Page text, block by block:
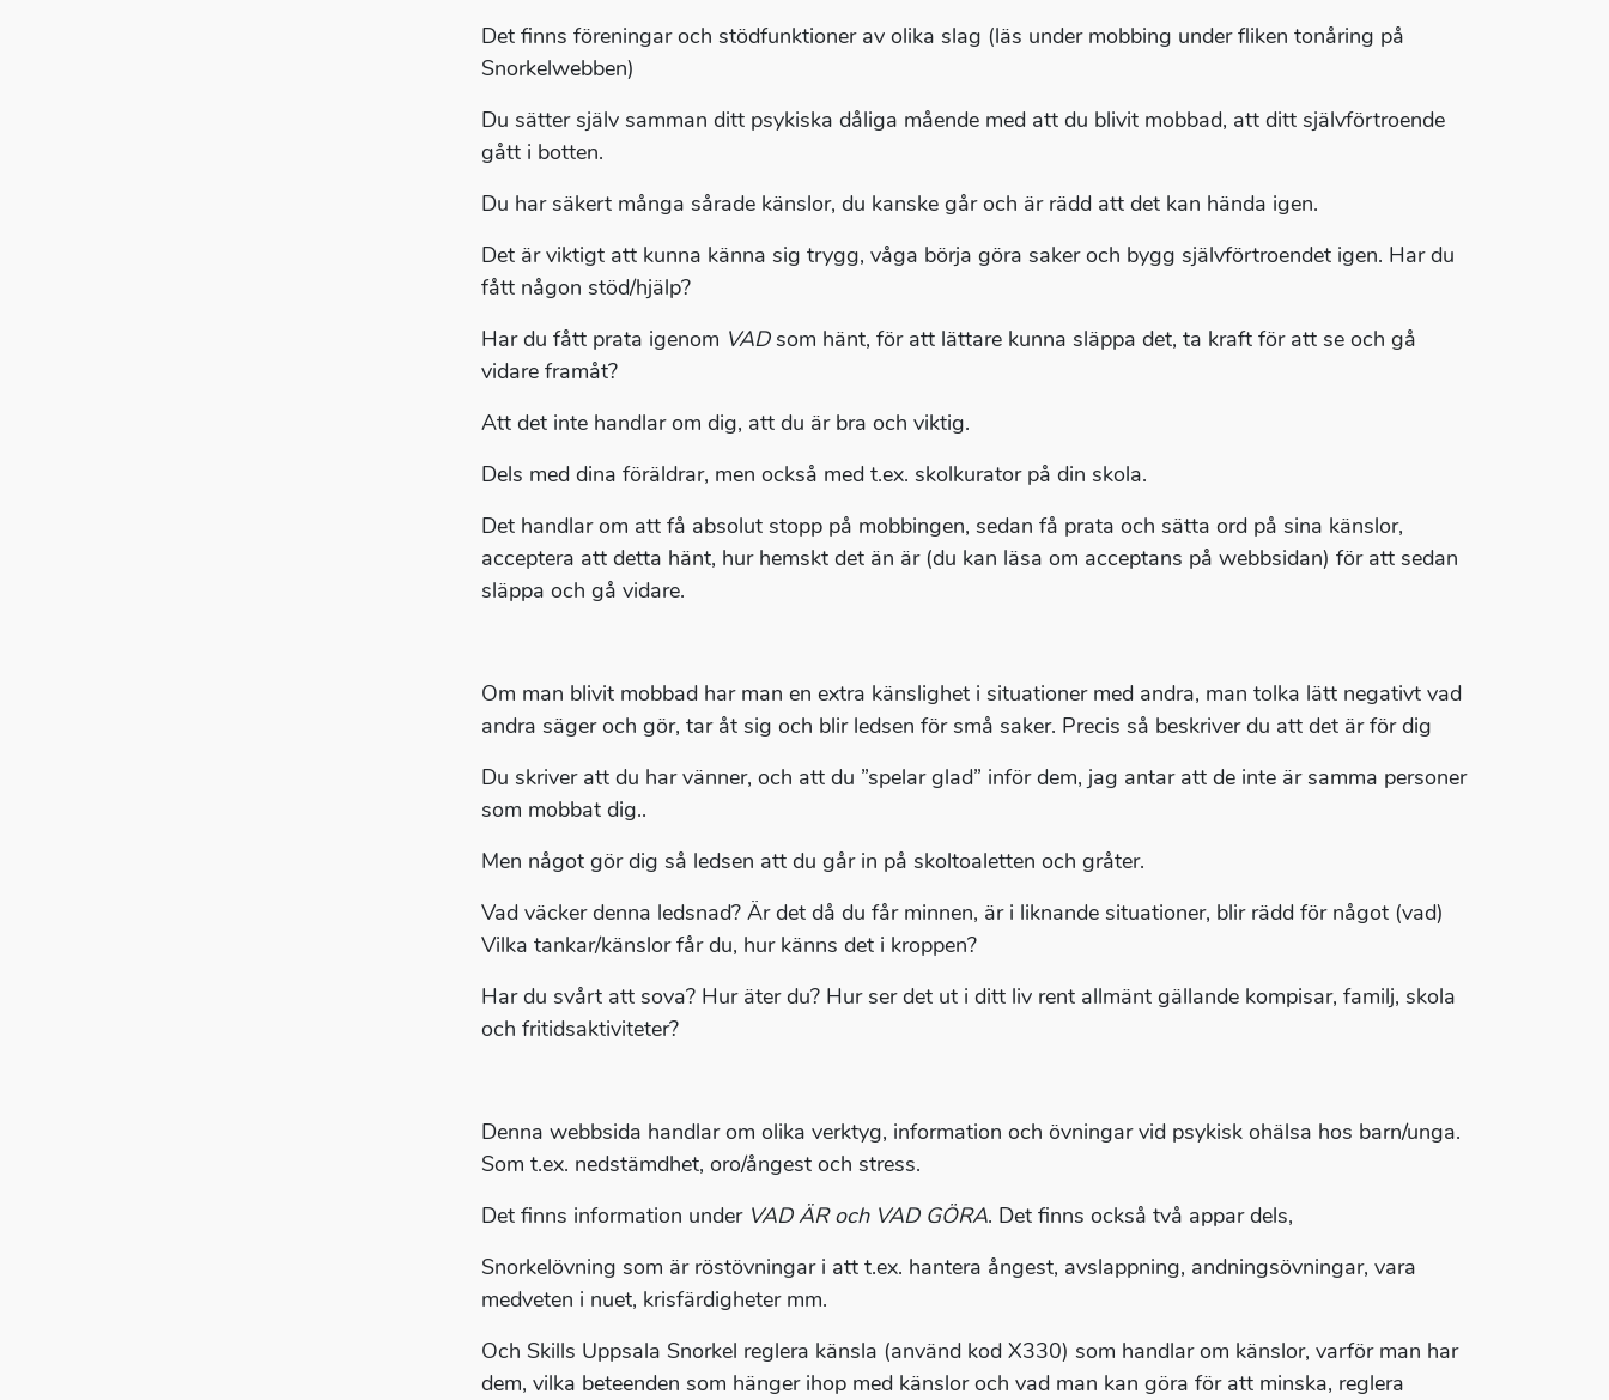
Det finns föreningar och stödfunktioner av olika slag (läs under mobbing under fliken tonåring på
Snorkelwebben)
Du sätter själv samman ditt psykiska dåliga mående med att du blivit mobbad, att ditt självförtroende
gått i botten.
Du har säkert många sårade känslor, du kanske går och är rädd att det kan hända igen.
Det är viktigt att kunna känna sig trygg, våga börja göra saker och bygg självförtroendet igen. Har du
fått någon stöd/hjälp?
Har du fått prata igenom VADsom hänt, för att lättare kunna släppa det, ta kraft för att se och gå
vidare framåt?
Att det inte handlar om dig, att du är bra och viktig.
Dels med dina föräldrar, men också med t.ex. skolkurator på din skola.
Det handlar om att få absolut stopp på mobbingen, sedan få prata och sätta ord på sina känslor,
acceptera att detta hänt, hur hemskt det än är (du kan läsa om acceptans på webbsidan) för att sedan
släppa och gå vidare.
Om man blivit mobbad har man en extra känslighet i situationer med andra, man tolka lätt negativt vad
andra säger och gör, tar åt sig och blir ledsen för små saker. Precis så beskriver du att det är för dig
Du skriver att du har vänner, och att du ”spelar glad” inför dem, jag antar att de inte är samma personer
som mobbat dig..
Men något gör dig så ledsen att du går in på skoltoaletten och gråter.
Vad väcker denna ledsnad? Är det då du får minnen, är i liknande situationer, blir rädd för något (vad)
Vilka tankar/känslor får du, hur känns det i kroppen?
Har du svårt att sova? Hur äter du? Hur ser det ut i ditt liv rent allmänt gällande kompisar, familj, skola
och fritidsaktiviteter?
Denna webbsida handlar om olika verktyg, information och övningar vid psykisk ohälsa hos barn/unga.
Som t.ex. nedstämdhet, oro/ångest och stress.
Det finns information underVAD ÄR och VAD GÖRA. Det finns också två appar dels,
Snorkelövning som är röstövningar i att t.ex. hantera ångest, avslappning, andningsövningar, vara
medveten i nuet, krisfärdigheter mm.
Och Skills Uppsala Snorkel reglera känsla (använd kod X330) som handlar om känslor, varför man har
dem, vilka beteenden som hänger ihop med känslor och vad man kan göra för att minska, reglera